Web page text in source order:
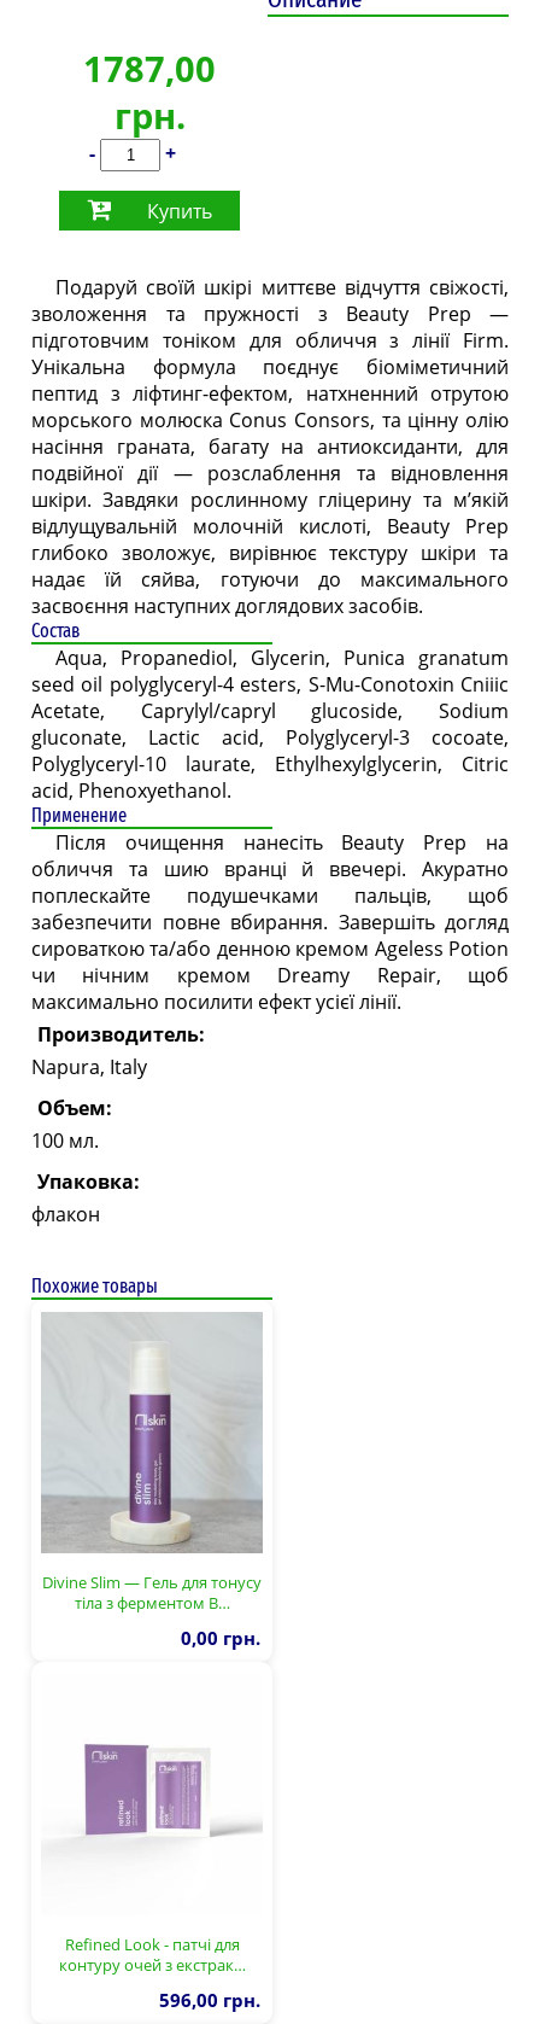
1787,00
грн.
- +
Купить
Подаруй своїй шкірі миттєве відчуття свіжості,
зволоження та пружності з Beauty Prep —
підготовчим тоніком для обличчя з лінії Firm.
Унікальна формула поєднує біоміметичний
пептид з ліфтинг-ефектом, натхненний отрутою
морського молюска Conus Consors, та цінну олію
насіння граната, багату на антиоксиданти, для
подвійної дії — розслаблення та відновлення
шкіри. Завдяки рослинному гліцерину та м’якій
відлущувальній молочній кислоті, Beauty Prep
глибоко зволожує, вирівнює текстуру шкіри та
надає їй сяйва, готуючи до максимального
засвоєння наступних доглядових засобів.
Состав
Aqua, Propanediol, Glycerin, Punica granatum
seed oil polyglyceryl-4 esters, S-Mu-Conotoxin Cniiic
Acetate, Caprylyl/capryl glucoside, Sodium
gluconate, Lactic acid, Polyglyceryl-3 cocoate,
Polyglyceryl-10 laurate, Ethylhexylglycerin, Citric
acid, Phenoxyethanol.
Применение
Після очищення нанесіть Beauty Prep на
обличчя та шию вранці й ввечері. Акуратно
поплескайте подушечками пальців, щоб
забезпечити повне вбирання. Завершіть догляд
сироваткою та/або денною кремом Ageless Potion
чи нічним кремом Dreamy Repair, щоб
максимально посилити ефект усієї лінії.
Производитель:
Napura, Italy
Объем:
100 мл.
Упаковка:
флакон
Похожие товары
Divine Slim — Гель для тонусу
тіла з ферментом B…
0,00 грн.
Refined Look - патчі для
контуру очей з екстрак…
596,00 грн.